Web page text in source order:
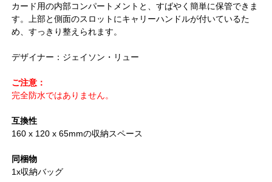
カード用の内部コンパートメントと、すばやく簡単に保管できま
す。上部と側面のスロットにキャリーハンドルが付いているた
め、すっきり整えられます。
デザイナー：ジェイソン・リュー
ご注意：
完全防水ではありません。
互換性
160 x 120 x 65mmの収納スペース
同梱物
1x収納バッグ